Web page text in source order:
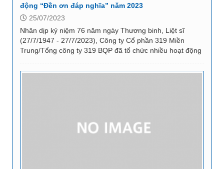
động “Đền ơn đáp nghĩa” năm 2023
25/07/2023
Nhân dịp kỷ niệm 76 năm ngày Thương binh, Liệt sĩ
(27/7/1947 - 27/7/2023), Công ty Cổ phần 319 Miền
Trung/Tổng công ty 319 BQP đã tổ chức nhiều hoạt động